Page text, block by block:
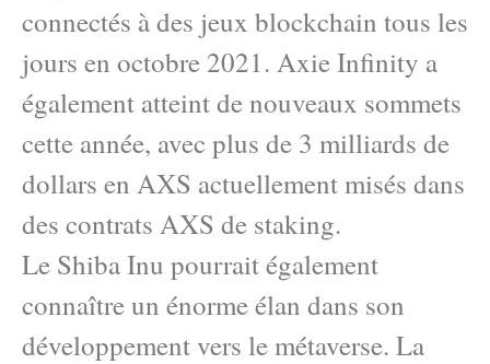
connectés à des jeux blockchain tous les
jours en octobre 2021. Axie Infinity a
également atteint de nouveaux sommets
cette année, avec plus de 3 milliards de
dollars en AXS actuellement misés dans
des contrats AXS de staking.
Le Shiba Inu pourrait également
connaître un énorme élan dans son
développement vers le métaverse. La